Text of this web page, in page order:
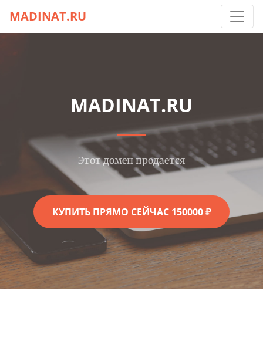
MADINAT.RU
MADINAT.RU
Этот домен продается
КУПИТЬ ПРЯМО СЕЙЧАС 150000 ₽